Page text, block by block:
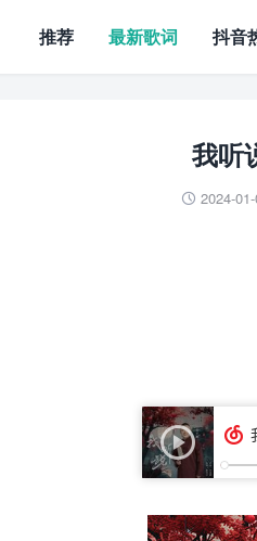
推荐 最新歌词 抖音
我听
 2024-01-